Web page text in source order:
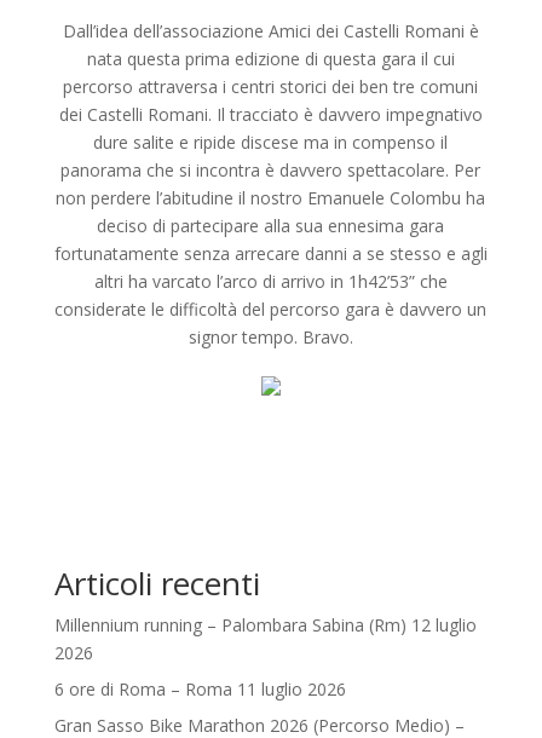
Dall’idea dell’associazione Amici dei Castelli Romani è
nata questa prima edizione di questa gara il cui
percorso attraversa i centri storici dei ben tre comuni
dei Castelli Romani. Il tracciato è davvero impegnativo
dure salite e ripide discese ma in compenso il
panorama che si incontra è davvero spettacolare. Per
non perdere l’abitudine il nostro Emanuele Colombu ha
deciso di partecipare alla sua ennesima gara
fortunatamente senza arrecare danni a se stesso e agli
altri ha varcato l’arco di arrivo in 1h42’53” che
considerate le difficoltà del percorso gara è davvero un
signor tempo. Bravo.
Articoli recenti
Millennium running – Palombara Sabina (Rm) 12 luglio
2026
6 ore di Roma – Roma 11 luglio 2026
Gran Sasso Bike Marathon 2026 (Percorso Medio) –